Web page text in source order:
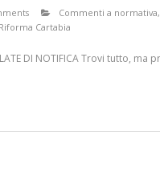
Commenti a normativa,
Riforma Cartabia
DI NOTIFICA Trovi tutto,